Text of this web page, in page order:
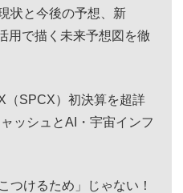
状と今後の予想、新
用で描く未来予想図を徹
（SPCX）初決算を超詳
ッシュとAI・宇宙インフ
つけるため」じゃない！